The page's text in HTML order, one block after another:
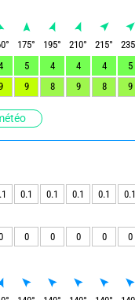
° 175° 195° 210° 215°
235
5 4 4 4
5
9 8 9 8 9
0.1 0.1 0.1 0.1 0.1
0 0 0 0 0